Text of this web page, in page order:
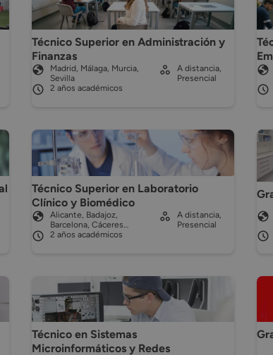
Técnico Superior en Administración y
Finanzas
Madrid, Málaga, Murcia,
Sevilla
2 años académicos
A distancia,
Presencial
Técnico Superior en Laboratorio
Clínico y Biomédico
Alicante, Badajoz,
Barcelona, Cáceres…
2 años académicos
A distancia,
Presencial
Técnico en Sistemas
Microinformáticos y Redes